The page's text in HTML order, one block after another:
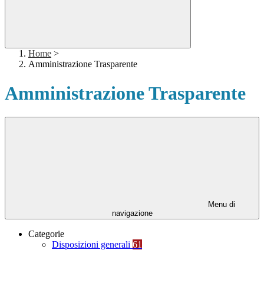
Home >
Amministrazione Trasparente
Amministrazione Trasparente
Menu di
navigazione
Categorie
Disposizioni generali 61